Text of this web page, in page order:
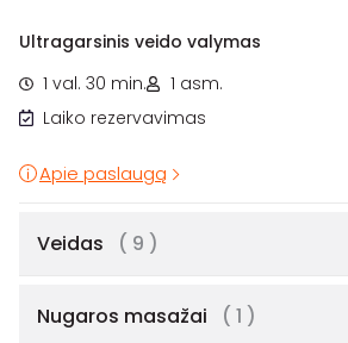
Ultragarsinis veido valymas
1 val. 30 min.
1 asm.
Laiko rezervavimas
Apie paslaugą
Veidas ( 9 )
Nugaros masažai ( 1 )